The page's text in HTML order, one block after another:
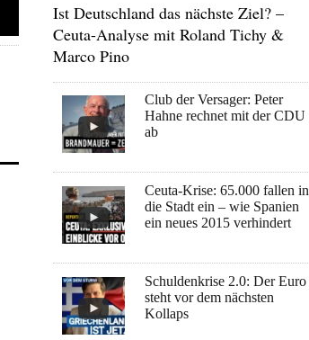
Ist Deutschland das nächste Ziel? –
Ceuta-Analyse mit Roland Tichy &
Marco Pino
Club der Versager: Peter
Hahne rechnet mit der CDU
ab
Ceuta-Krise: 65.000 fallen in
die Stadt ein – wie Spanien
ein neues 2015 verhindert
Schuldenkrise 2.0: Der Euro
steht vor dem nächsten
Kollaps